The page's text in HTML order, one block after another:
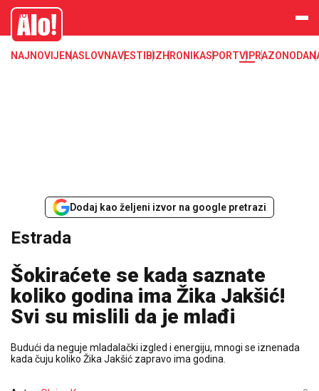
Estrada, poznati, VIP
Alo
NAJNOVIJENASLOVNAVESTI BIZHRONIKASPORTVIPRAZONODA
Dodaj kao željeni izvor na google pretrazi
Estrada
Šokiraćete se kada saznate
koliko godina ima Žika Jakšić!
Svi su mislili da je mlađi
Budući da neguje mladalački izgled i energiju, mnogi se iznenada
kada čuju koliko Žika Jakšić zapravo ima godina.